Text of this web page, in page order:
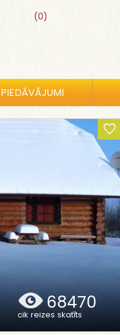
(0)
PIEDĀVĀJUMI
68470
cik reizes skatīts